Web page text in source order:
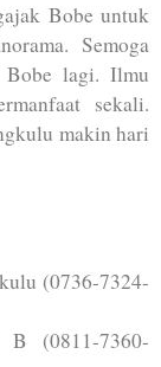
Bobe untuk
Semoga
lagi. Ilmu
sekali.
makin hari
(0736-7324-
(0811-7360-